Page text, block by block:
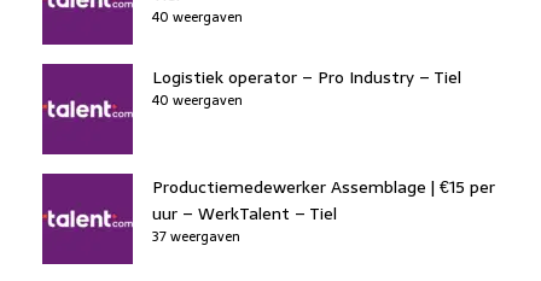
40 weergaven
Logistiek operator – Pro Industry – Tiel
40 weergaven
Productiemedewerker Assemblage | €15 per
uur – WerkTalent – Tiel
37 weergaven